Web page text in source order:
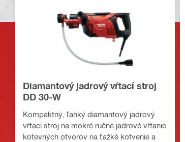
Diamantový jadrový vŕtací stroj
DD 30-W
Kompaktný, ľahký diamantový jadrový
vŕtací stroj na mokré ručné jadrové vŕtanie
kotevných otvorov na ťažké kotvenie a